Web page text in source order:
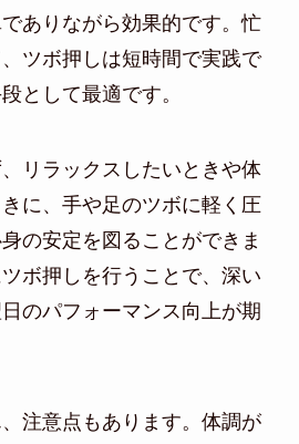
ありながら効果的です。忙
ツボ押しは短時間で実践で
として最適です。
リラックスしたいときや体
に、手や足のツボに軽く圧
の安定を図ることができま
ボ押しを行うことで、深い
のパフォーマンス向上が期
注意点もあります。体調が